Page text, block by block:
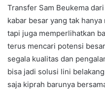
Transfer Sam Beukema
kabar besar yang tak
tapi juga memperlihatkan
terus mencari potensi
segala kualitas dan
bisa jadi solusi lini
saja kiprah barunya